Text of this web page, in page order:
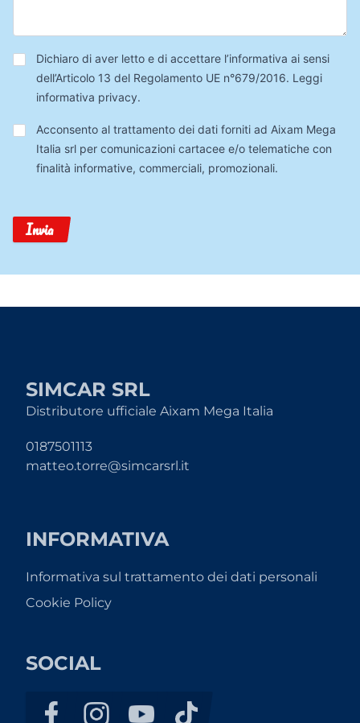
Privacy*
Dichiaro di aver letto e di accettare l’informativa ai sensi
dell’Articolo 13 del Regolamento UE n°679/2016. Leggi
informativa privacy.
Trattamento
Dati
Acconsento al trattamento dei dati forniti ad Aixam Mega
Italia srl per comunicazioni cartacee e/o telematiche con
finalità informative, commerciali, promozionali.
Invia
SIMCAR SRL
Distributore ufficiale Aixam Mega Italia
0187501113
matteo.torre@simcarsrl.it
INFORMATIVA
Informativa sul trattamento dei dati personali
Cookie Policy
SOCIAL